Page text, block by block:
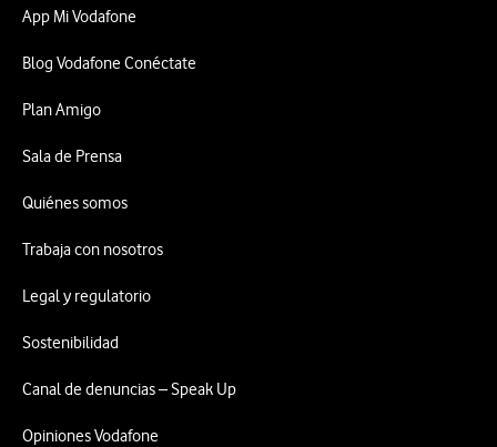
App Mi Vodafone
Blog Vodafone Conéctate
Plan Amigo
Sala de Prensa
Quiénes somos
Trabaja con nosotros
Legal y regulatorio
Sostenibilidad
Canal de denuncias – Speak Up
Opiniones Vodafone